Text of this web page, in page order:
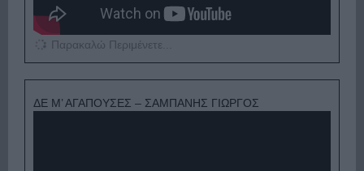
Παρακαλώ Περιμένετε...
ΔΕ Μ’ ΑΓΑΠΟΥΣΕΣ – ΣΑΜΠΑΝΗΣ ΓΙΩΡΓΟΣ